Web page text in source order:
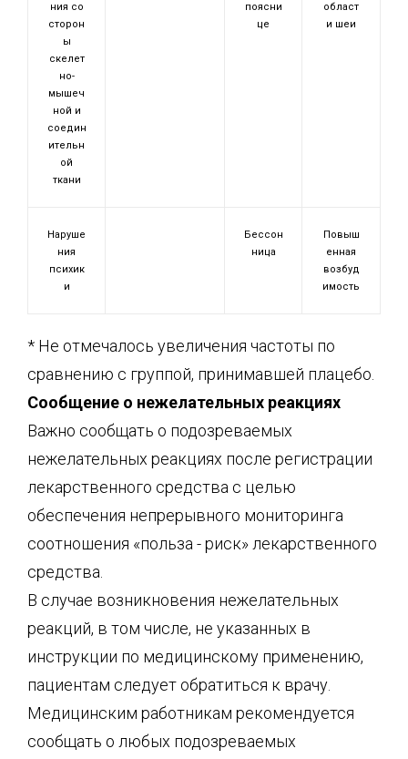
ния со
сторон
ы
скелет
но-
мышеч
ной и
соедин
ительн
ой
ткани
поясни
це
област
и шеи
Наруше
ния
психик
и
Бессон
ница
Повыш
енная
возбуд
имость
* Не отмечалось увеличения частоты по
сравнению с группой, принимавшей плацебо.
Сообщение о нежелательных реакциях
Важно сообщать о подозреваемых
нежелательных реакциях после регистрации
лекарственного средства с целью
обеспечения непрерывного мониторинга
соотношения «польза - риск» лекарственного
средства.
В случае возникновения нежелательных
реакций, в том числе, не указанных в
инструкции по медицинскому применению,
пациентам следует обратиться к врачу.
Медицинским работникам рекомендуется
сообщать о любых подозреваемых